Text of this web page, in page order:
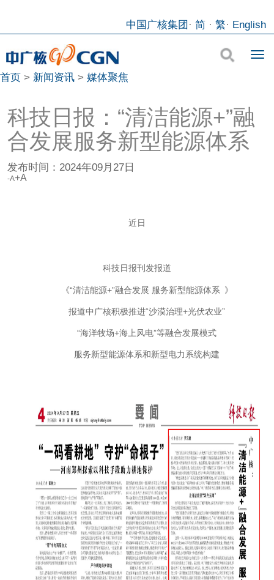
中国广核集团 · 简· 繁· English
首页 > 新闻资讯 > 媒体聚焦
科技日报：“清洁能源+”融
合发展服务新型能源体系
发布时间： 2024年09月27日
-A+A
近日
科技日报刊发报道
《“清洁能源+”融合发展 服务新型能源体系 》
报道中广核积极推进“沙漠治理+光伏农业”
“海洋牧场+海上风电”等融合发展模式
服务新型能源体系和新型电力系统构建